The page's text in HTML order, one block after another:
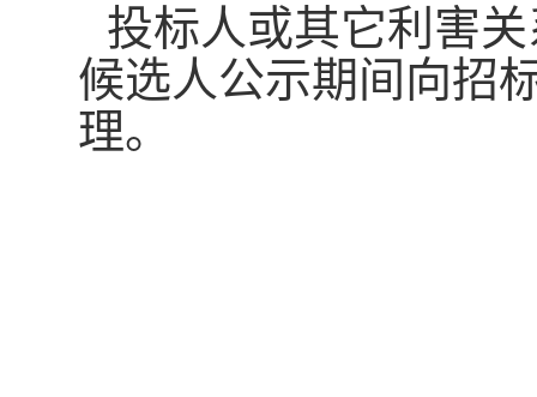
投标人或其它利害
候选人公示期间向招
理。